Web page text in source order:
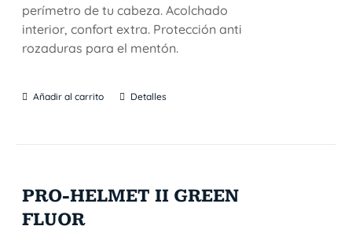
perímetro de tu cabeza. Acolchado
interior, confort extra. Protección anti
rozaduras para el mentón.
Añadir al carrito Detalles
PRO-HELMET II GREEN
FLUOR